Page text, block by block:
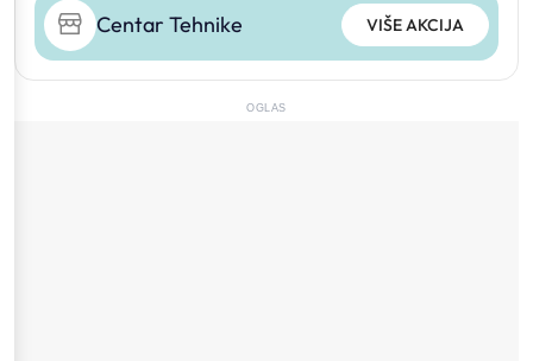
Centar Tehnike VIŠE AKCIJA
OGLAS